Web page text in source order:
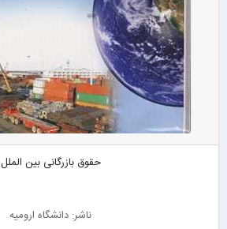
حقوق بازرگانی بین الملل
ناشر: دانشگاه ارومیه